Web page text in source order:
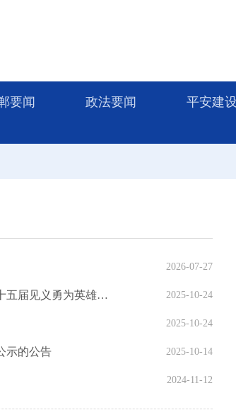
要闻 政法要闻 平安建设
2026-07-27
关于拟推荐李洪彬（群体）、陈泽龙、高健刚参加河北省第十五届见义勇为英雄（群体）评选表彰的公示 2025-10-24
2025-10-24
示的公告 2025-10-14
2024-11-12